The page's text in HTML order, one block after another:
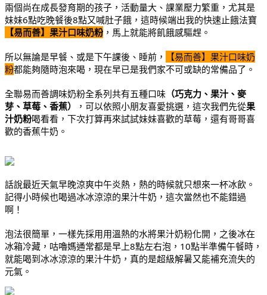
兩個尚在成長發育期的孩子，活動量大、課業壓力繁重，尤其是
妹妹6點吃晚餐後8點又喊肚子餓，這時候端出我的快速止餓法寶
【易而善】果汁口味奶粉 ，馬上就能將飢餓感驅趕。
所以無論是早餐、或是下午課後、睡前，
【易而善】果汁口味奶
粉都能夠隨時泡來喝，現在早已是我們家不可或缺的常備品了。
全聯易而善調味奶粉全系列共有五種口味 （巧克力、果汁、麥
芽、草莓、香蕉）
，可以依照小朋友喜愛挑選，這次我們先從果
汁奶粉喝看看，下次打算再來試試妹妹喜歡的草莓，還有哥哥喜
歡的香蕉牛奶。
話說最近天氣早晚涼爽中午炎熱，熱的時候就只想來一杯冰飲。
記得小時候也喝過冰冰涼涼的果汁牛奶，這次當然也不能錯過
啊！
泡法很簡單，一樣先採用用溫熱的水將果汁奶粉化開，之後冰在
冰箱冷藏，咕嚕媽通常都是早上8點左右泡，10點半準備午餐時，
就能喝到冰冰涼涼的果汁牛奶，真的是超級解暑又能補充流失的
元氣。